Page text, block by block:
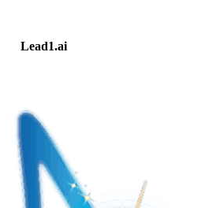
Lead1.ai